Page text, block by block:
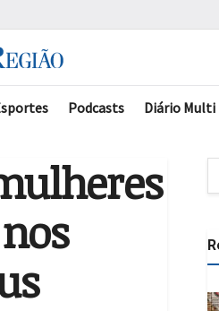
Podcasts Diário Multi